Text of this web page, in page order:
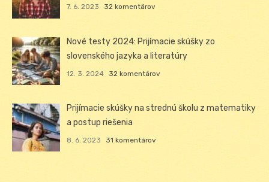
7. 6. 2023 32 komentárov
Nové testy 2024: Prijímacie skúšky zo
slovenského jazyka a literatúry
12. 3. 2024 32 komentárov
Prijímacie skúšky na strednú školu z matematiky
a postup riešenia
8. 6. 2023 31 komentárov